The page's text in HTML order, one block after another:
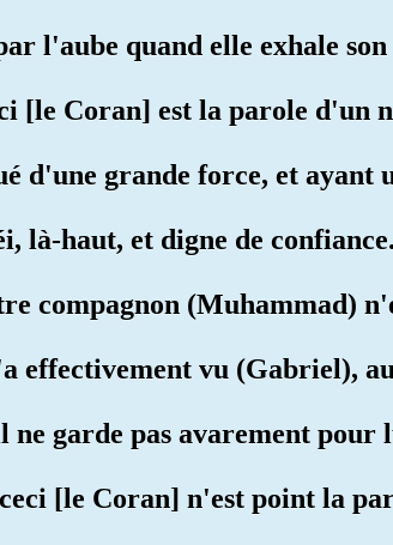
l'aube quand elle exhale
[le Coran] est la parole d'un
d'une grande force, et
là-haut, et digne de confiance.
compagnon (Muhammad)
effectivement vu (Gabriel),
ne garde pas avarement pour
[le Coran] n'est point la